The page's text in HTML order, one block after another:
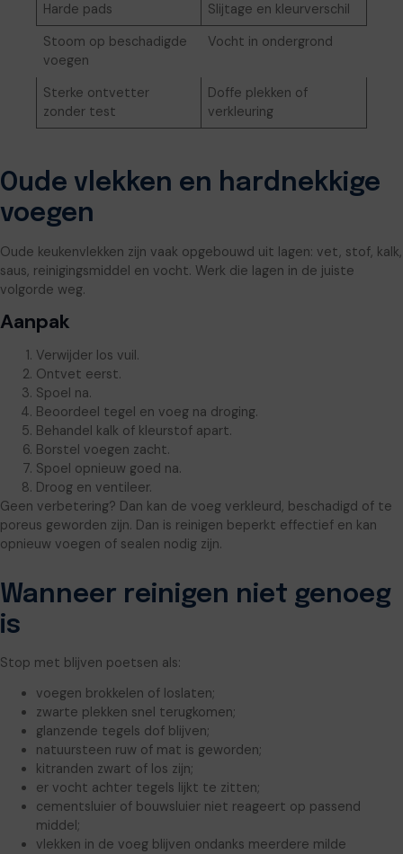
Harde pads
Slijtage en kleurverschil
Stoom op beschadigde
voegen
Vocht in ondergrond
Sterke ontvetter
zonder test
Doffe plekken of
verkleuring
Oude vlekken en hardnekkige
voegen
Oude keukenvlekken zijn vaak opgebouwd uit lagen: vet, stof, kalk,
saus, reinigingsmiddel en vocht. Werk die lagen in de juiste
volgorde weg.
Aanpak
Verwijder los vuil.
Ontvet eerst.
Spoel na.
Beoordeel tegel en voeg na droging.
Behandel kalk of kleurstof apart.
Borstel voegen zacht.
Spoel opnieuw goed na.
Droog en ventileer.
Geen verbetering? Dan kan de voeg verkleurd, beschadigd of te
poreus geworden zijn. Dan is reinigen beperkt effectief en kan
opnieuw voegen of sealen nodig zijn.
Wanneer reinigen niet genoeg
is
Stop met blijven poetsen als:
voegen brokkelen of loslaten;
zwarte plekken snel terugkomen;
glanzende tegels dof blijven;
natuursteen ruw of mat is geworden;
kitranden zwart of los zijn;
er vocht achter tegels lijkt te zitten;
cementsluier of bouwsluier niet reageert op passend
middel;
vlekken in de voeg blijven ondanks meerdere milde